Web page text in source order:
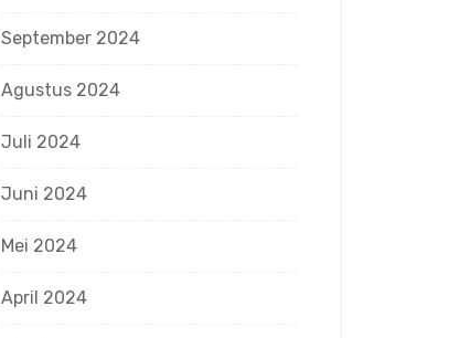
September 2024
Agustus 2024
Juli 2024
Juni 2024
Mei 2024
April 2024